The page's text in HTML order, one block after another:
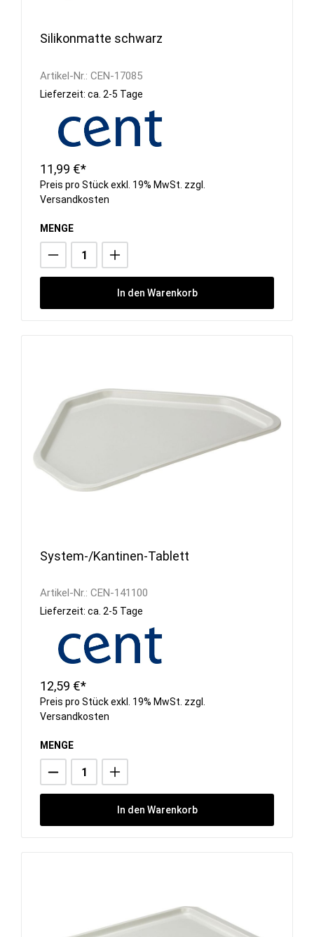
Silikonmatte schwarz
Artikel-Nr.: CEN-17085
Lieferzeit: ca. 2-5 Tage
11,99 €*
Preis pro Stück exkl. 19% MwSt. zzgl.
Versandkosten
MENGE
In den Warenkorb
System-/Kantinen-Tablett
Artikel-Nr.: CEN-141100
Lieferzeit: ca. 2-5 Tage
12,59 €*
Preis pro Stück exkl. 19% MwSt. zzgl.
Versandkosten
MENGE
In den Warenkorb